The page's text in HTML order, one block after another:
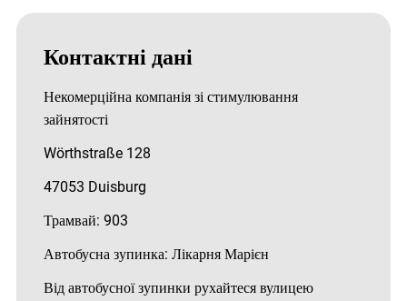
Контактні дані
Некомерційна компанія зі стимулювання
зайнятості
Wörthstraße 128
47053 Duisburg
Трамвай: 903
Автобусна зупинка: Лікарня Марієн
Від автобусної зупинки рухайтеся вулицею